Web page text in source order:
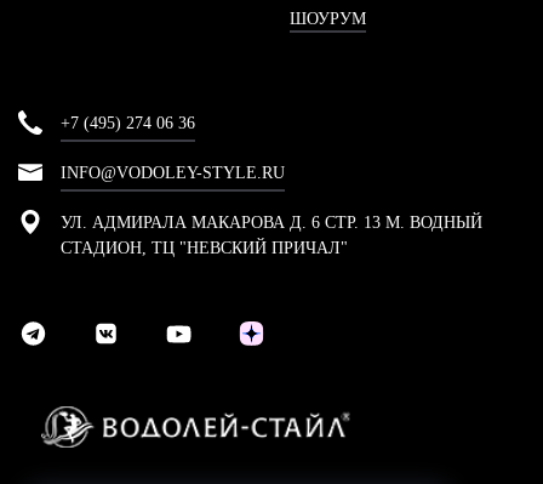
ШОУРУМ
+7 (495) 274 06 36
INFO@VODOLEY-STYLE.RU
УЛ. АДМИРАЛА МАКАРОВА Д. 6 СТР. 13 М. ВОДНЫЙ
СТАДИОН, ТЦ "НЕВСКИЙ ПРИЧАЛ"